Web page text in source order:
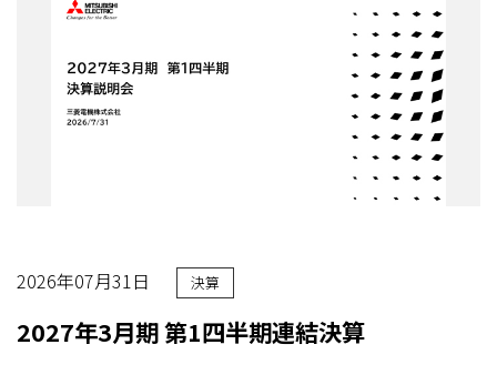
2026年07月31日 決算
2027年3月期 第1四半期連結決算